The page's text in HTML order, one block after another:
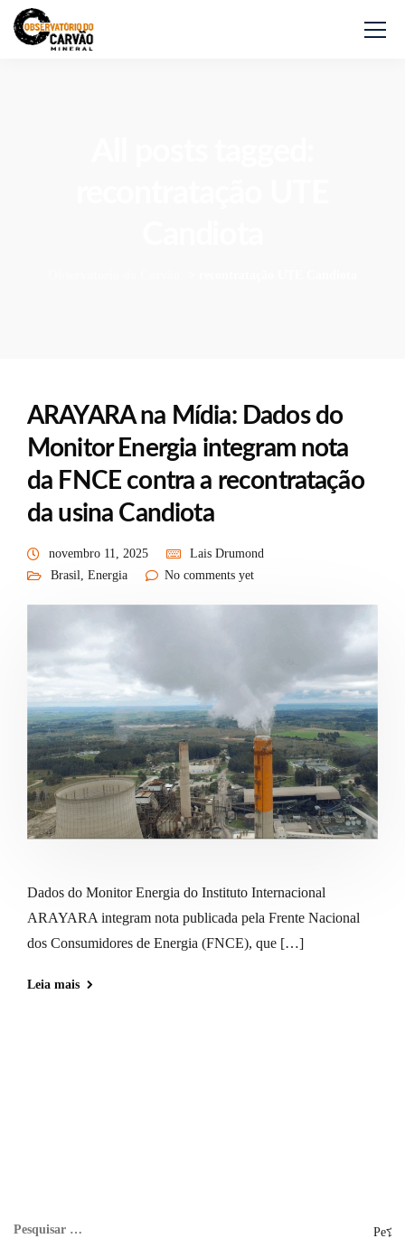
ARAYARA na Mídia: Dados do
Monitor Energia integram nota
da FNCE contra a recontratação
da usina Candiota
novembro 11, 2025
Lais Drumond
Brasil, Energia No comments yet
Dados do Monitor Energia do Instituto Internacional
ARAYARA integram nota publicada pela Frente Nacional
dos Consumidores de Energia (FNCE), que […]
Leia mais